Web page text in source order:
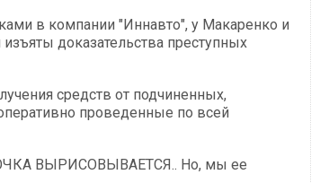
в компании "Иннавто", у Макаренко и
доказательства преступных
средств от подчиненных,
проведенные по всей
ВЫРИСОВЫВАЕТСЯ.. Но, мы ее